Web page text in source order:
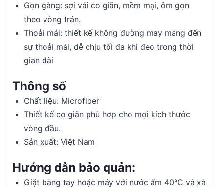
Gọn gàng: sợi vải co giãn, mềm mại, ôm gọn
theo vòng trán.
Thoải mái: thiết kế không đường may mang đến
sự thoải mái, dễ chịu tối đa khi đeo trong thời
gian dài
Thông số
Chất liệu: Microfiber
Thiết kế co giãn phù hợp cho mọi kích thước
vòng đầu.
Sản xuất: Việt Nam
Hướng dẫn bảo quản:
Giặt bằng tay hoặc máy với nước ấm 40°C và xà